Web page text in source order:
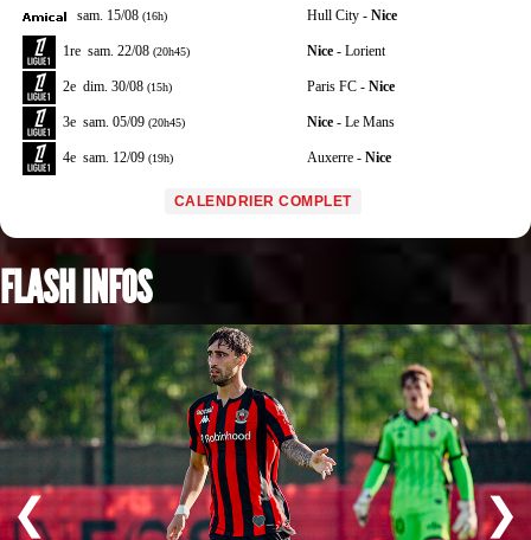
sam. 15/08 (16h) Hull City - Nice
1re sam. 22/08 (20h45) Nice - Lorient
2e dim. 30/08 (15h) Paris FC - Nice
3e sam. 05/09 (20h45) Nice - Le Mans
4e sam. 12/09 (19h) Auxerre - Nice
CALENDRIER COMPLET
FLASH INFOS
❮ ❯